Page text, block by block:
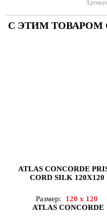
С ЭТИМ ТОВАРОМ
ATLAS CONCORDE
CORD SILK 120X120
Размер:
120 x 120
ATLAS CONCORDE